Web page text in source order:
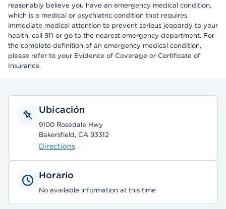
reasonably believe you have an emergency medical condition,
which is a medical or psychiatric condition that requires
immediate medical attention to prevent serious jeopardy to your
health, call 911 or go to the nearest emergency department. For
the complete definition of an emergency medical condition,
please refer to your Evidence of Coverage or Certificate of
Insurance.
Ubicación
9100 Rosedale Hwy
Bakersfield, CA 93312
Directions
Horario
No available information at this time